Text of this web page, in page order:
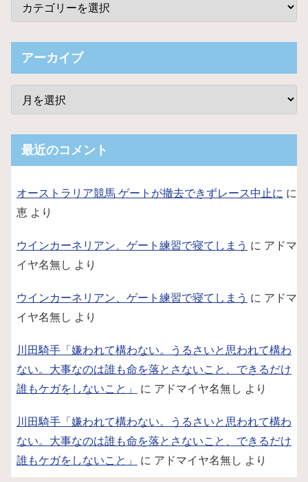
アーカイブ
最近のコメント
オーストラリア競馬 ゲートが撤去できずレース中止に に
恵 より
ウインカーネリアン、ゲート練習で寝てしまう に アドマ
イヤ名無し より
ウインカーネリアン、ゲート練習で寝てしまう に アドマ
イヤ名無し より
川田騎手「嫌われて構わない。うるさいと思われて構わ
ない。大事なのは誰も命を落とさないこと、できるだけ
誰もケガをしないこと」
に アドマイヤ名無し より
川田騎手「嫌われて構わない。うるさいと思われて構わ
ない。大事なのは誰も命を落とさないこと、できるだけ
誰もケガをしないこと」
に アドマイヤ名無し より